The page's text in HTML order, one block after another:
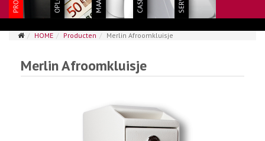
HOME Producten Merlin Afroomkluisje
Merlin Afroomkluisje